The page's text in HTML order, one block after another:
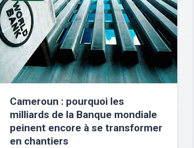
Cameroun : pourquoi les
milliards de la Banque mondiale
peinent encore à se transformer
en chantiers